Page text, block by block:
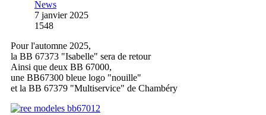
News
7 janvier 2025
1548
Pour l'automne 2025,
la BB 67373 "Isabelle" sera de retour
Ainsi que deux BB 67000,
une BB67300 bleue logo "nouille"
et la BB 67379 "Multiservice" de Chambéry